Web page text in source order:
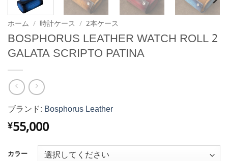
ホーム / 時計ケース / 2本ケース
BOSPHORUS LEATHER WATCH ROLL 2
GALATA SCRIPTO PATINA
ブランド: Bosphorus Leather
¥55,000
カラー